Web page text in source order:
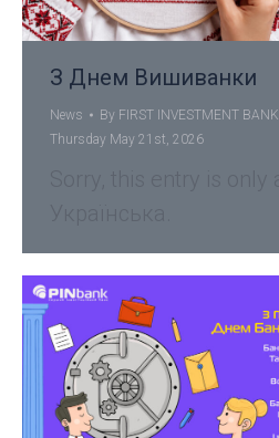
З Днем Вишиванки
News By FIRST INVESTMENT BANK
Thursday May 21st, 2026